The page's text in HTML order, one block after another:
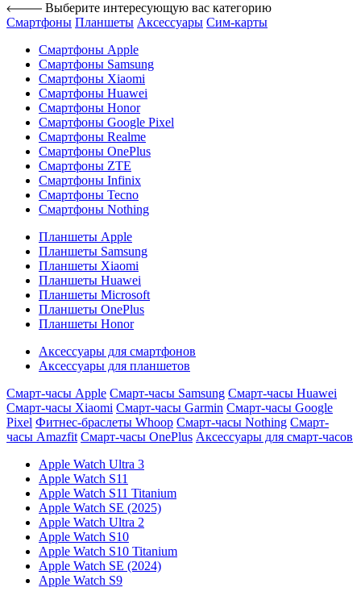
Выберите интересующую вас категорию
Смартфоны Планшеты Аксессуары Сим-карты
Смартфоны Apple
Смартфоны Samsung
Смартфоны Xiaomi
Смартфоны Huawei
Смартфоны Honor
Смартфоны Google Pixel
Смартфоны Realme
Смартфоны OnePlus
Смартфоны ZTE
Смартфоны Infinix
Смартфоны Tecno
Смартфоны Nothing
Планшеты Apple
Планшеты Samsung
Планшеты Xiaomi
Планшеты Huawei
Планшеты Microsoft
Планшеты OnePlus
Планшеты Honor
Аксессуары для смартфонов
Аксессуары для планшетов
Смарт-часы Apple Смарт-часы Samsung Смарт-часы Huawei
Смарт-часы Xiaomi Смарт-часы Garmin Смарт-часы Google
Pixel Фитнес-браслеты Whoop Смарт-часы Nothing Смарт-
часы Amazfit Смарт-часы OnePlus Аксессуары для смарт-часов
Apple Watch Ultra 3
Apple Watch S11
Apple Watch S11 Titanium
Apple Watch SE (2025)
Apple Watch Ultra 2
Apple Watch S10
Apple Watch S10 Titanium
Apple Watch SE (2024)
Apple Watch S9